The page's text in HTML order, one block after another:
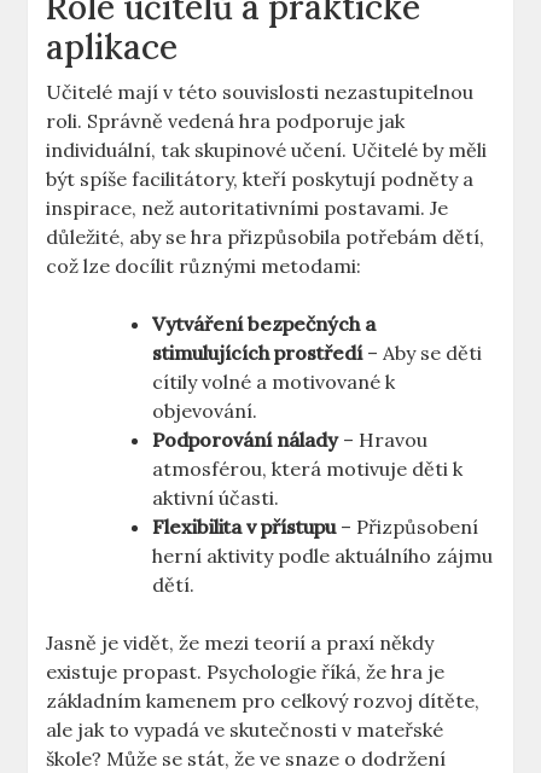
aplikace
Učitelé mají v této souvislosti nezastupitelnou
roli. Správně vedená hra podporuje jak
individuální, tak skupinové učení. Učitelé by měli
být spíše facilitátory, kteří poskytují podněty a
inspirace, než autoritativními postavami. Je
důležité, aby se hra přizpůsobila potřebám dětí,
což lze docílit různými metodami:
Vytváření bezpečných a
stimulujících prostředí– Aby se děti
cítily volné a motivované k
objevování.
Podporování nálady– Hravou
atmosférou, která motivuje děti k
aktivní účasti.
Flexibilita v přístupu– Přizpůsobení
herní aktivity podle aktuálního zájmu
dětí.
Jasně je vidět, že mezi teorií a praxí někdy
existuje propast. Psychologie říká, že hra je
základním kamenem pro celkový rozvoj dítěte,
ale jak to vypadá ve skutečnosti v mateřské
škole? Může se stát, že ve snaze o dodržení